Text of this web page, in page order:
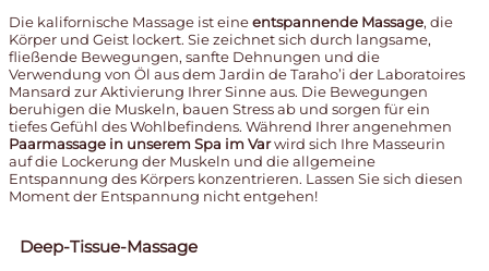
Die kalifornische Massage ist eineentspannende Massage, die
Körper und Geist lockert. Sie zeichnet sich durch langsame,
fließende Bewegungen, sanfte Dehnungen und die
Verwendung von Öl aus dem Jardin de Taraho’i der Laboratoires
Mansard zur Aktivierung Ihrer Sinne aus. Die Bewegungen
beruhigen die Muskeln, bauen Stress ab und sorgen für ein
tiefes Gefühl des Wohlbefindens. Während Ihrer angenehmen
Paarmassage in unserem Spa im Varwird sich Ihre Masseurin
auf die Lockerung der Muskeln und die allgemeine
Entspannung des Körpers konzentrieren. Lassen Sie sich diesen
Moment der Entspannung nicht entgehen!
Deep-Tissue-Massage